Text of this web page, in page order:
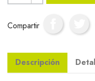
Compartir
Descripción